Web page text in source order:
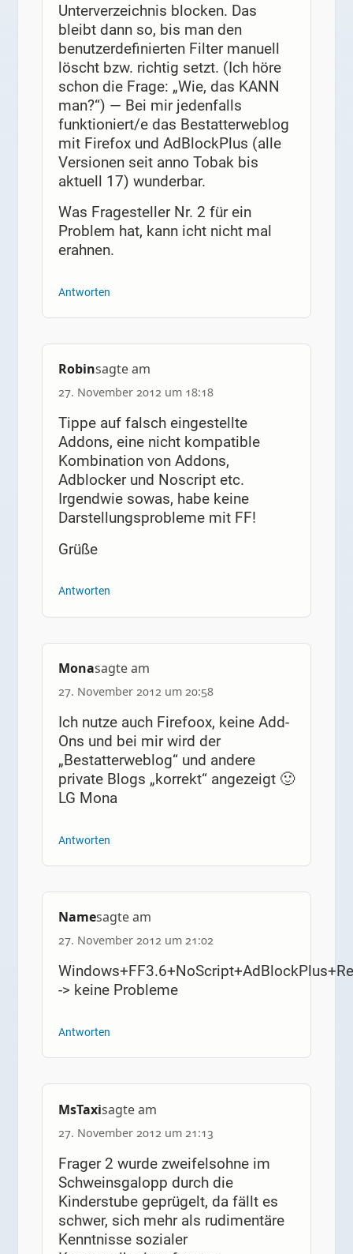
Unterverzeichnis blocken. Das
bleibt dann so, bis man den
benutzerdefinierten Filter manuell
löscht bzw. richtig setzt. (Ich höre
schon die Frage: „Wie, das KANN
man?“) — Bei mir jedenfalls
funktioniert/e das Bestatterweblog
mit Firefox und AdBlockPlus (alle
Versionen seit anno Tobak bis
aktuell 17) wunderbar.
Was Fragesteller Nr. 2 für ein
Problem hat, kann icht nicht mal
erahnen.
Antworten
Robinsagte am
27. November 2012 um 18:18
Tippe auf falsch eingestellte
Addons, eine nicht kompatible
Kombination von Addons,
Adblocker und Noscript etc.
Irgendwie sowas, habe keine
Darstellungsprobleme mit FF!
Grüße
Antworten
Monasagte am
27. November 2012 um 20:58
Ich nutze auch Firefoox, keine Add-
Ons und bei mir wird der
„Bestatterweblog“ und andere
private Blogs „korrekt“ angezeigt 🙂
LG Mona
Antworten
Namesagte am
27. November 2012 um 21:02
-> keine Probleme
Antworten
MsTaxisagte am
27. November 2012 um 21:13
Frager 2 wurde zweifelsohne im
Schweinsgalopp durch die
Kinderstube geprügelt, da fällt es
schwer, sich mehr als rudimentäre
Kenntnisse sozialer